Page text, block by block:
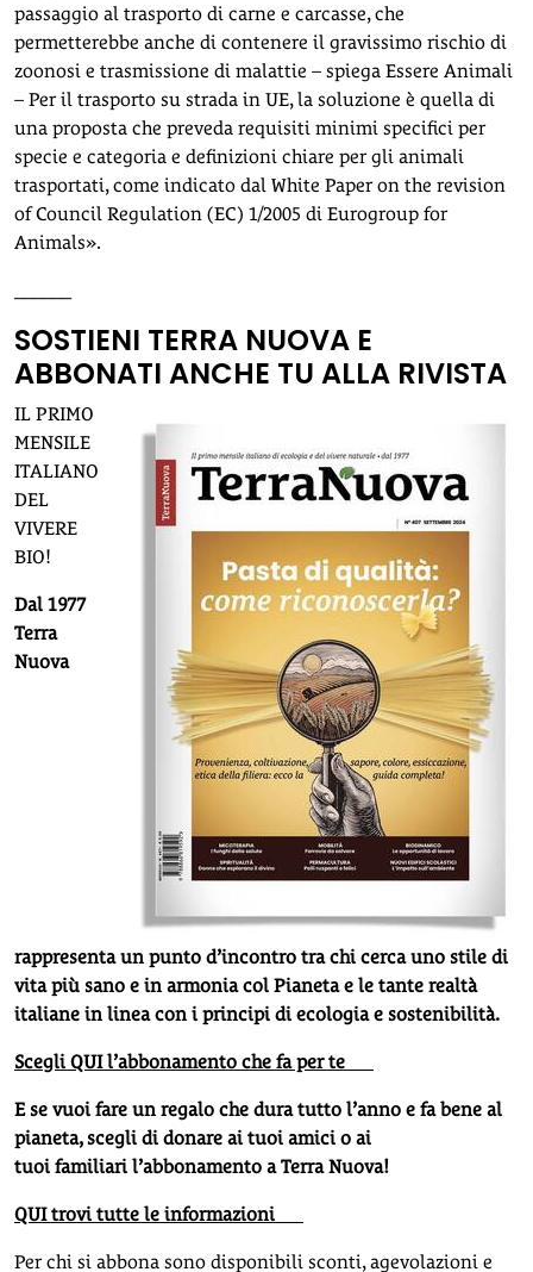
passaggio al trasporto di carne e carcasse, che
permetterebbe anche di contenere il gravissimo rischio di
zoonosi e trasmissione di malattie – spiega Essere Animali
– Per il trasporto su strada in UE, la soluzione è quella di
una proposta che preveda requisiti minimi specifici per
specie e categoria e definizioni chiare per gli animali
trasportati, come indicato dal White Paper on the revision
of Council Regulation (EC) 1/2005 di Eurogroup for
Animals».
SOSTIENI TERRA NUOVA E
ABBONATI ANCHE TU ALLA RIVISTA
IL PRIMO
MENSILE
ITALIANO
DEL
VIVERE
BIO!
Dal 1977
Terra
Nuova
rappresenta un punto d’incontro tra chi cerca uno stile di
vita più sano e in armonia col Pianeta e le tante realtà
italiane in linea con i principi di ecologia e sostenibilità.
Scegli QUI l’abbonamento che fa per te
E se vuoi fare un regalo che dura tutto l’anno e fa bene al
pianeta, scegli di donare ai tuoi amici o ai
tuoi familiari l’abbonamento a Terra Nuova!
QUI trovi tutte le informazioni
Per chi si abbona sono disponibili sconti, agevolazioni e